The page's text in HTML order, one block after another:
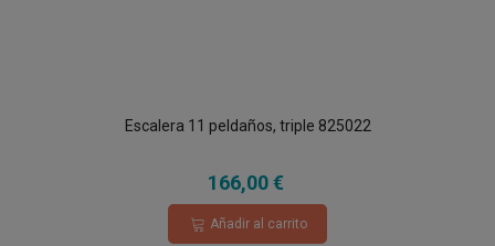
Escalera 11 peldaños, triple 825022
166,00 €
Añadir al carrito